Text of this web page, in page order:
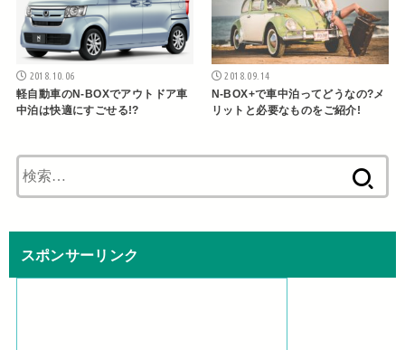
2018.10.06
軽自動車のN‐BOXでアウトドア車
中泊は快適にすごせる!?
2018.09.14
N-BOX+で車中泊ってどうなの?メ
リットと必要なものをご紹介!
索:
スポンサーリンク